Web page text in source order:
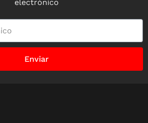
electrónico
Enviar